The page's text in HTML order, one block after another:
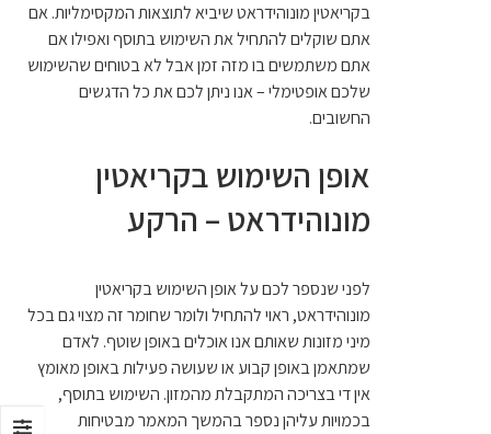
בקריאטין מונוהידראט שיביא לתוצאות המקסימליות. אם
אתם שוקלים להתחיל את השימוש בתוסף ואפילו אם
אתם משתמשים בו מזה זמן אבל לא בטוחים שהשימוש
שלכם אופטימלי – אנו ניתן לכם את כל הדגשים
החשובים.
אופן השימוש בקריאטין
מונוהידראט – הרקע
לפני שנספר לכם על אופן השימוש בקריאטין
מונוהידראט, ראוי להתחיל ולומר שחומר זה מצוי גם בכל
מיני מזונות שאותם אנו אוכלים באופן שוטף. לאדם
שמתאמן באופן קבוע או שעושה פעילות באופן מאומץ
אין די בצריכה המתקבלת מהמזון. השימוש בתוסף,
בכמויות עליהן נספר בהמשך המאמר מבטיחות